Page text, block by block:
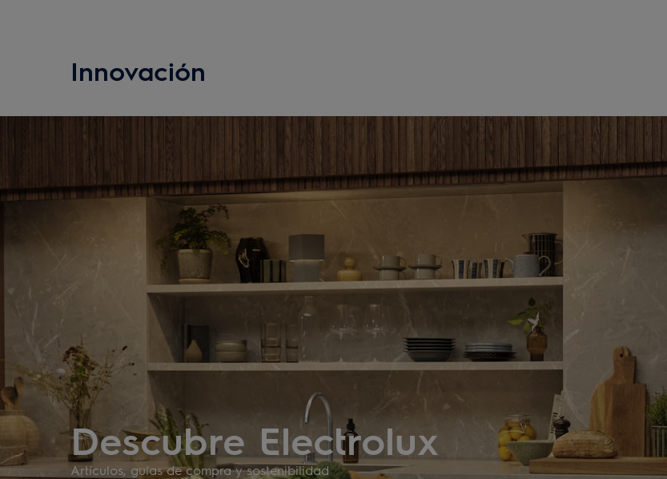
Innovación
Descubre Electrolux
Artículos, guías de compra y sostenibilidad